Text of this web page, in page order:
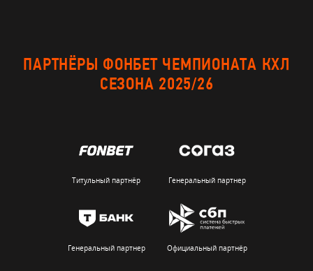
ПАРТНЁРЫ ФОНБЕТ ЧЕМПИОНАТА КХЛ
СЕЗОНА 2025/26
Титульный партнёр Генеральный партнер
Генеральный партнер Официальный партнёр